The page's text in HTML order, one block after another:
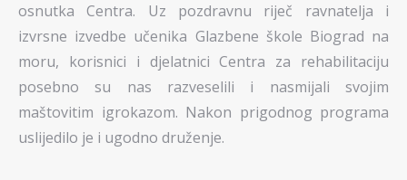
osnutka Centra. Uz pozdravnu riječ ravnatelja i
izvrsne izvedbe učenika Glazbene škole Biograd na
moru, korisnici i djelatnici Centra za rehabilitaciju
posebno su nas razveselili i nasmijali svojim
maštovitim igrokazom. Nakon prigodnog programa
uslijedilo je i ugodno druženje.